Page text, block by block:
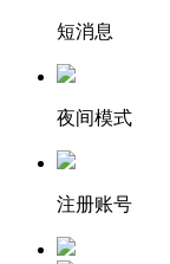
短消息
夜间模式
注册账号